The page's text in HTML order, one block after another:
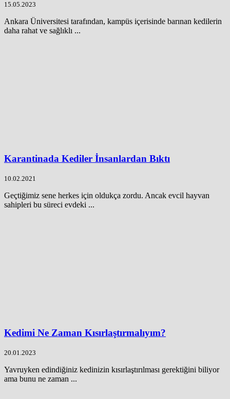
15.05.2023
Ankara Üniversitesi tarafından, kampüs içerisinde barınan kedilerin
daha rahat ve sağlıklı ...
Karantinada Kediler İnsanlardan Bıktı
10.02.2021
Geçtiğimiz sene herkes için oldukça zordu. Ancak evcil hayvan
sahipleri bu süreci evdeki ...
Kedimi Ne Zaman Kısırlaştırmalıyım?
20.01.2023
Yavruyken edindiğiniz kedinizin kısırlaştırılması gerektiğini biliyor
ama bunu ne zaman ...